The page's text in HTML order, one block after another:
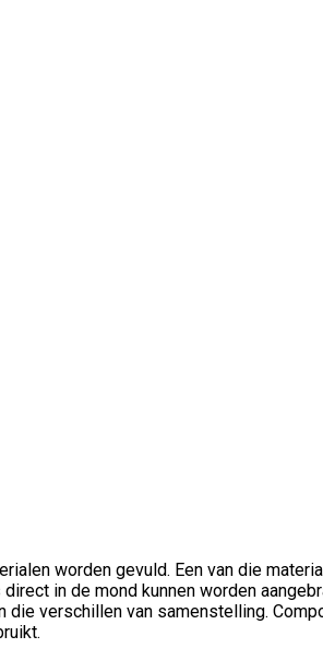
worden gevuld. Een van die
in de mond kunnen worden
die verschillen van samenstelling.